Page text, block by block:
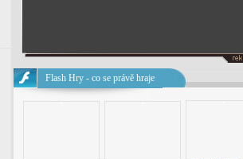
Flash Hry - co se právě hraje